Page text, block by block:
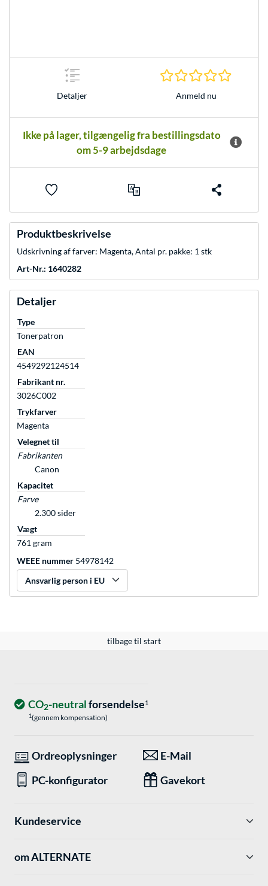
Detaljer Anmeld nu
Ikke på lager, tilgængelig fra bestillingsdato
om 5-9 arbejdsdage
Produktbeskrivelse
Udskrivning af farver: Magenta, Antal pr. pakke: 1 stk
Art-Nr.: 1640282
Detaljer
Type
Tonerpatron
EAN
4549292124514
Fabrikant nr.
3026C002
Trykfarver
Magenta
Velegnet til
Fabrikanten
Canon
Kapacitet
Farve
2.300 sider
Vægt
761 gram
WEEE nummer 54978142
Ansvarlig person i EU
tilbage til start
CO2-neutralforsendelse1
1(gennem kompensation)
Ordreoplysninger
E-Mail
PC-konfigurator
Gavekort
Kundeservice
om ALTERNATE